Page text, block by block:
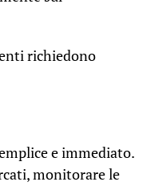
richiedono
e immediato.
monitorare le